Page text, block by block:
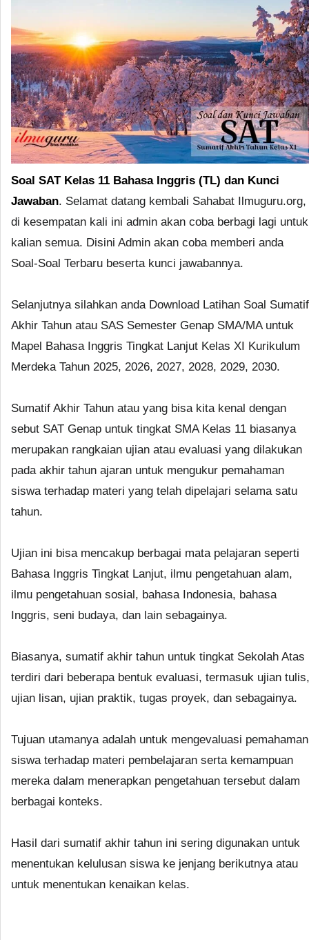
Soal SAT Kelas 11 Bahasa Inggris (TL) dan Kunci
Jawaban. Selamat datang kembali Sahabat Ilmuguru.org,
di kesempatan kali ini admin akan coba berbagi lagi untuk
kalian semua. Disini Admin akan coba memberi anda
Soal-Soal Terbaru beserta kunci jawabannya.
Selanjutnya silahkan anda Download Latihan Soal Sumatif
Akhir Tahun atau SAS Semester Genap SMA/MA untuk
Mapel Bahasa Inggris Tingkat Lanjut Kelas XI Kurikulum
Merdeka Tahun 2025, 2026, 2027, 2028, 2029, 2030.
Sumatif Akhir Tahun atau yang bisa kita kenal dengan
sebut SAT Genap untuk tingkat SMA Kelas 11 biasanya
merupakan rangkaian ujian atau evaluasi yang dilakukan
pada akhir tahun ajaran untuk mengukur pemahaman
siswa terhadap materi yang telah dipelajari selama satu
tahun.
Ujian ini bisa mencakup berbagai mata pelajaran seperti
Bahasa Inggris Tingkat Lanjut, ilmu pengetahuan alam,
ilmu pengetahuan sosial, bahasa Indonesia, bahasa
Inggris, seni budaya, dan lain sebagainya.
Biasanya, sumatif akhir tahun untuk tingkat Sekolah Atas
terdiri dari beberapa bentuk evaluasi, termasuk ujian tulis,
ujian lisan, ujian praktik, tugas proyek, dan sebagainya.
Tujuan utamanya adalah untuk mengevaluasi pemahaman
siswa terhadap materi pembelajaran serta kemampuan
mereka dalam menerapkan pengetahuan tersebut dalam
berbagai konteks.
Hasil dari sumatif akhir tahun ini sering digunakan untuk
menentukan kelulusan siswa ke jenjang berikutnya atau
untuk menentukan kenaikan kelas.